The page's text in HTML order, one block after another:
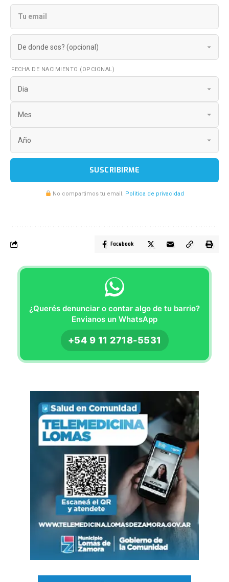
FECHA DE NACIMIENTO (OPCIONAL)
SUSCRIBIRME
No compartimos tu email. Politica de privacidad
Facebook
¿Querés denunciar o contar algo de tu barrio?
Envianos un WhatsApp
+54 9 11 2718-5531